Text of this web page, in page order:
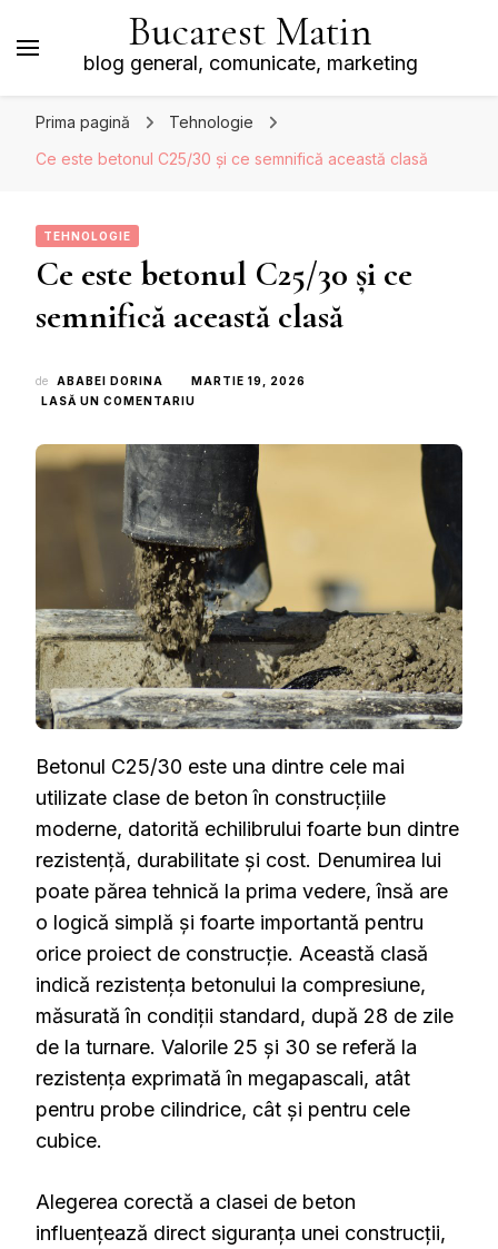
Bucarest Matin
blog general, comunicate, marketing
Prima pagină
Tehnologie
Ce este betonul C25/30 și ce semnifică această clasă
TEHNOLOGIE
Ce este betonul C25/30 și ce
semnifică această clasă
de ABABEI DORINA
MARTIE 19, 2026
LASĂ UN COMENTARIU
BETONUL
C25/30
ȘI
CE
SEMNIFICĂ
ACEASTĂ
CLASĂ
Betonul C25/30 este una dintre cele mai
utilizate clase de beton în construcțiile
moderne, datorită echilibrului foarte bun dintre
rezistență, durabilitate și cost. Denumirea lui
poate părea tehnică la prima vedere, însă are
o logică simplă și foarte importantă pentru
orice proiect de construcție. Această clasă
indică rezistența betonului la compresiune,
măsurată în condiții standard, după 28 de zile
de la turnare. Valorile 25 și 30 se referă la
rezistența exprimată în megapascali, atât
pentru probe cilindrice, cât și pentru cele
cubice.
Alegerea corectă a clasei de beton
influențează direct siguranța unei construcții,